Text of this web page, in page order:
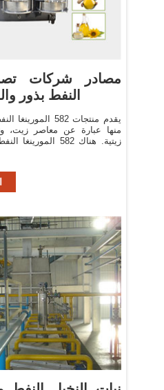
مصادر شركات
النفط بذور
زيتية. هناك 582